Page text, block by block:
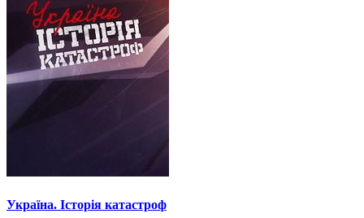
Україна. Історія катастроф